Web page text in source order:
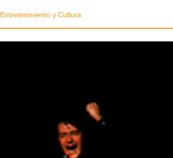
Entretenimiento y Cultura